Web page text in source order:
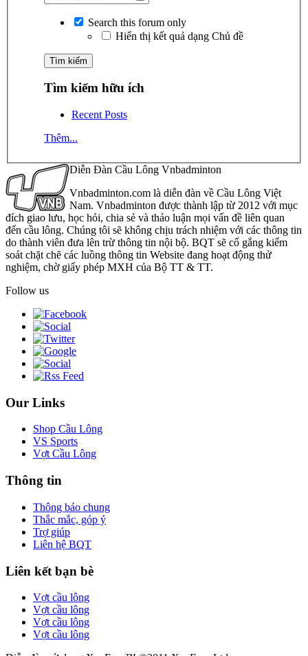
Search this forum only
Hiển thị kết quả dạng Chủ đề
Tìm kiếm hữu ích
Recent Posts
Thêm...
Diễn Đàn Cầu Lông Vnbadminton
Vnbadminton.com là diễn đàn về Cầu Lông Việt
Nam. Vnbadminton được thành lập từ 2012 với mục
đích giao lưu, học hỏi, chia sẻ và thảo luận mọi vấn đề liên quan
đến cầu lông. Chúng tôi sẽ không chịu trách nhiệm với các thông tin
do thành viên đưa lên trừ thông tin nội bộ. BQT sẽ cố gắng kiểm
soát chặt chẽ các luồng thông tin Website đang hoạt động thử
nghiệm, chờ giấy phép MXH của Bộ TT & TT.
Follow us
Our Links
Shop Cầu Lông
VS Sports
Vợt Cầu Lông
Thông tin
Thông báo chung
Thắc mắc, góp ý
Trợ giúp
Liên hệ BQT
Liên kết bạn bè
Vợt cầu lông
Vợt cầu lông
Vợt cầu lông
Vợt cầu lông